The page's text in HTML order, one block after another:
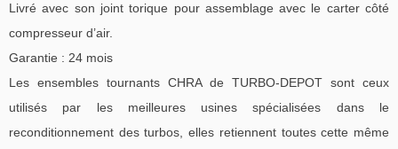
Livré avec son joint torique pour assemblage avec le carter côté
compresseur d’air.
Garantie : 24 mois
Les ensembles tournants CHRA de TURBO-DEPOT sont ceux
utilisés par les meilleures usines spécialisées dans le
reconditionnement des turbos, elles retiennent toutes cette même